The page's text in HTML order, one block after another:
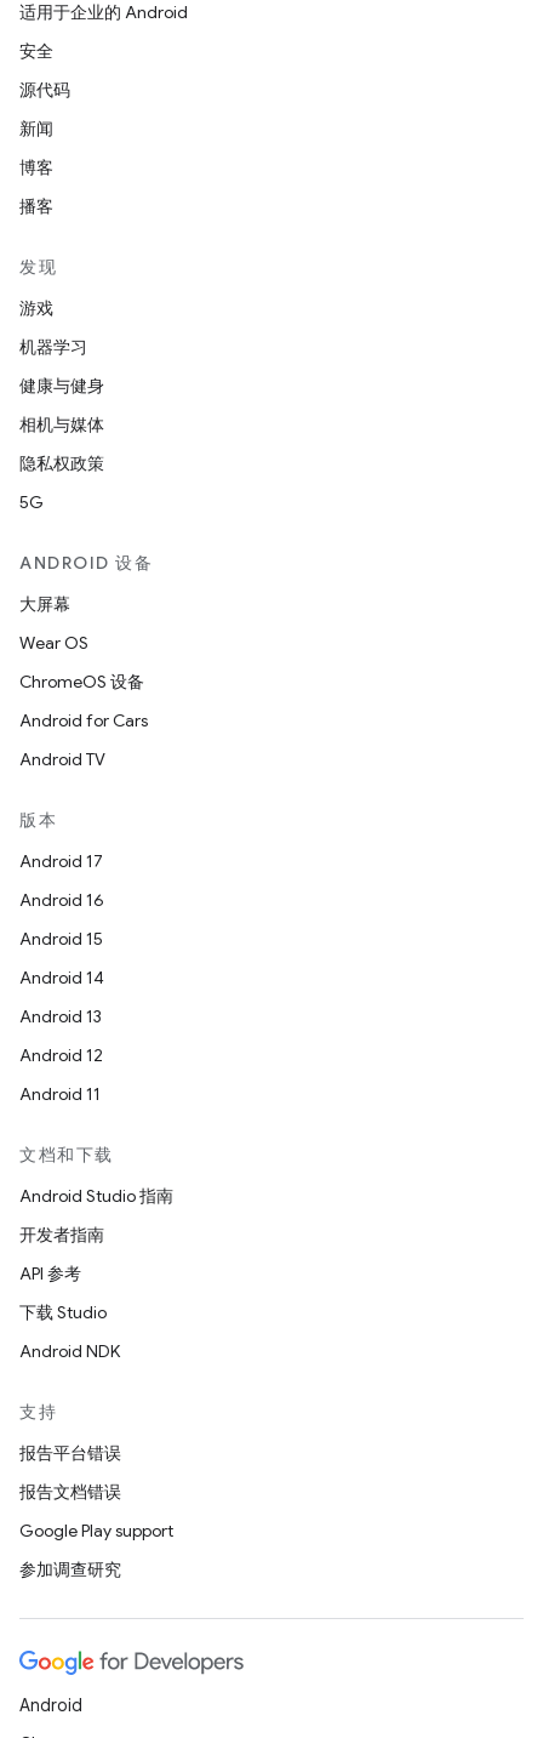
适用于企业的 Android
安全
源代码
新闻
博客
播客
发现
游戏
机器学习
健康与健身
相机与媒体
隐私权政策
5G
ANDROID 设备
大屏幕
Wear OS
ChromeOS 设备
Android for Cars
Android TV
版本
Android 17
Android 16
Android 15
Android 14
Android 13
Android 12
Android 11
文档和下载
Android Studio 指南
开发者指南
API 参考
下载 Studio
Android NDK
支持
报告平台错误
报告文档错误
Google Play support
参加调查研究
Android